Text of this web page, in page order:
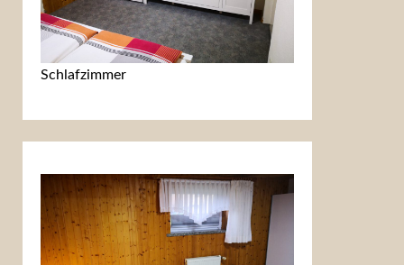
Schlafzimmer